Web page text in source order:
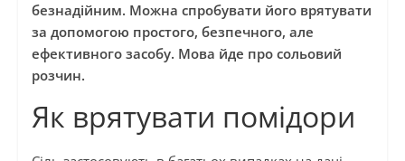
безнадійним. Можна спробувати його врятувати
за допомогою простого, безпечного, але
ефективного засобу. Мова йде про сольовий
розчин.
Як врятувати помідори